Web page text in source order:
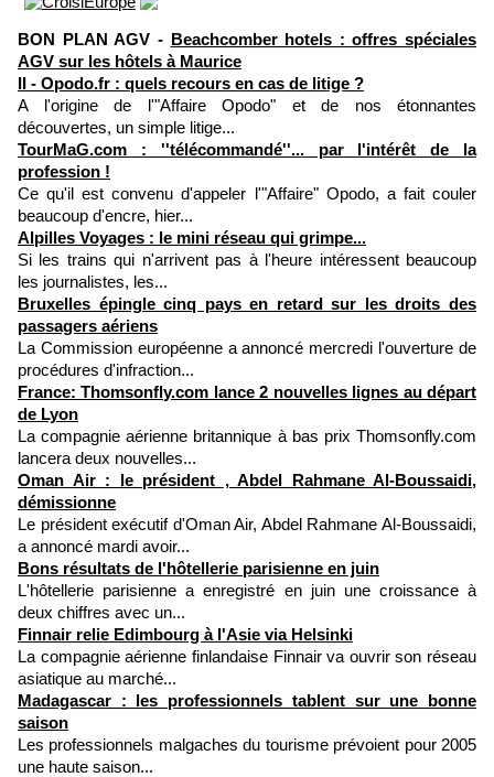
BON PLAN AGV - Beachcomber hotels : offres spéciales
AGV sur les hôtels à Maurice
II - Opodo.fr : quels recours en cas de litige ?
A l'origine de l'"Affaire Opodo" et de nos étonnantes
découvertes, un simple litige...
TourMaG.com : ''télécommandé''... par l'intérêt de la
profession !
Ce qu'il est convenu d'appeler l'"Affaire" Opodo, a fait couler
beaucoup d'encre, hier...
Alpilles Voyages : le mini réseau qui grimpe...
Si les trains qui n'arrivent pas à l'heure intéressent beaucoup
les journalistes, les...
Bruxelles épingle cinq pays en retard sur les droits des
passagers aériens
La Commission européenne a annoncé mercredi l'ouverture de
procédures d'infraction...
France: Thomsonfly.com lance 2 nouvelles lignes au départ
de Lyon
La compagnie aérienne britannique à bas prix Thomsonfly.com
lancera deux nouvelles...
Oman Air : le président , Abdel Rahmane Al-Boussaidi,
démissionne
Le président exécutif d'Oman Air, Abdel Rahmane Al-Boussaidi,
a annoncé mardi avoir...
Bons résultats de l'hôtellerie parisienne en juin
L'hôtellerie parisienne a enregistré en juin une croissance à
deux chiffres avec un...
Finnair relie Edimbourg à l'Asie via Helsinki
La compagnie aérienne finlandaise Finnair va ouvrir son réseau
asiatique au marché...
Madagascar : les professionnels tablent sur une bonne
saison
Les professionnels malgaches du tourisme prévoient pour 2005
une haute saison...